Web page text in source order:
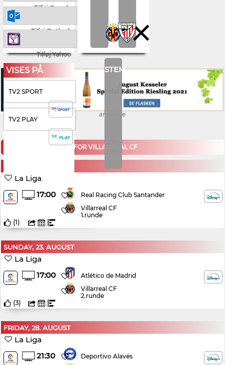
Tilføj Google
Tilføj Outlook
Tilføj Yahoo
STEM
VISES PÅ
TV2 SPORT
TV2 PLAY
annonce
KOMMENDE KAMPE FOR VILLARREAL CF
La Liga
17:00
Real Racing Club Santander
Villarreal CF
1.runde
(1)
SUNDAY, 23. AUGUST
La Liga
17:00
Atlético de Madrid
Villarreal CF
2.runde
(3)
FRIDAY, 28. AUGUST
La Liga
21:30
Deportivo Alavés